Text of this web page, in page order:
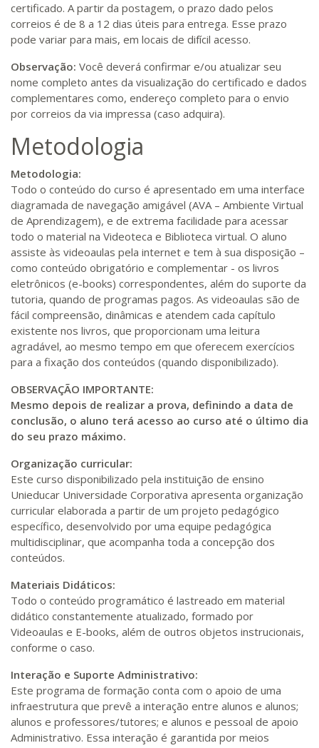
certificado. A partir da postagem, o prazo dado pelos
correios é de 8 a 12 dias úteis para entrega. Esse prazo
pode variar para mais, em locais de difícil acesso.
Observação: Você deverá confirmar e/ou atualizar seu
nome completo antes da visualização do certificado e dados
complementares como, endereço completo para o envio
por correios da via impressa (caso adquira).
Metodologia
Metodologia:
Todo o conteúdo do curso é apresentado em uma interface
diagramada de navegação amigável (AVA – Ambiente Virtual
de Aprendizagem), e de extrema facilidade para acessar
todo o material na Videoteca e Biblioteca virtual. O aluno
assiste às videoaulas pela internet e tem à sua disposição –
como conteúdo obrigatório e complementar - os livros
eletrônicos (e-books) correspondentes, além do suporte da
tutoria, quando de programas pagos. As videoaulas são de
fácil compreensão, dinâmicas e atendem cada capítulo
existente nos livros, que proporcionam uma leitura
agradável, ao mesmo tempo em que oferecem exercícios
para a fixação dos conteúdos (quando disponibilizado).
OBSERVAÇÃO IMPORTANTE:
Mesmo depois de realizar a prova, definindo a data de
conclusão, o aluno terá acesso ao curso até o último dia
do seu prazo máximo.
Organização curricular:
Este curso disponibilizado pela instituição de ensino
Unieducar Universidade Corporativa apresenta organização
curricular elaborada a partir de um projeto pedagógico
específico, desenvolvido por uma equipe pedagógica
multidisciplinar, que acompanha toda a concepção dos
conteúdos.
Materiais Didáticos:
Todo o conteúdo programático é lastreado em material
didático constantemente atualizado, formado por
Videoaulas e E-books, além de outros objetos instrucionais,
conforme o caso.
Interação e Suporte Administrativo:
Este programa de formação conta com o apoio de uma
infraestrutura que prevê a interação entre alunos e alunos;
alunos e professores/tutores; e alunos e pessoal de apoio
Administrativo. Essa interação é garantida por meios